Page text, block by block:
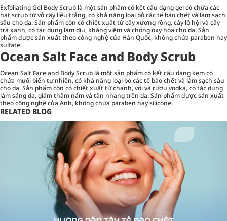
Exfoliating Gel Body Scrub là một sản phẩm có kết cấu dạng gel có chứa các
hạt scrub từ vỏ cây liễu trắng, có khả năng loại bỏ các tế bào chết và làm sạch
sâu cho da. Sản phẩm còn có chiết xuất từ cây xương rồng, cây lô hội và cây
trà xanh, có tác dụng làm dịu, kháng viêm và chống oxy hóa cho da. Sản
phẩm được sản xuất theo công nghệ của Hàn Quốc, không chứa paraben hay
sulfate.
Ocean Salt Face and Body Scrub
Ocean Salt Face and Body Scrub là một sản phẩm có kết cấu dạng kem có
chứa muối biển tự nhiên, có khả năng loại bỏ các tế bào chết và làm sạch sâu
cho da. Sản phẩm còn có chiết xuất từ chanh, vôi và rượu vodka, có tác dụng
làm sáng da, giảm thâm nám và tàn nhang trên da. Sản phẩm được sản xuất
theo công nghệ của Anh, không chứa paraben hay silicone.
RELATED BLOG